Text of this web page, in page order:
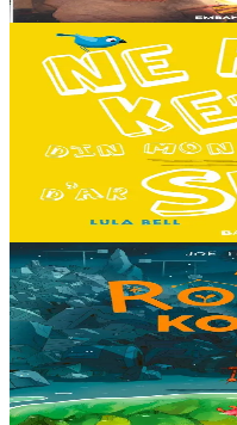
Er stok11,00 €
3 bloaz hag ouzhpenn
Bannoù-heol
Ne fell ket din mont
Hiziv emañ devezh skol
ket dezho mont, tamm ebet !
pezh mell souezhenn....
13,00 €
8 vloaz hag ouzhpenn
Timilenn
Ar Robot kollet
E kreiz-kreiz un toull-lastez...
deus ket soñj eus pelec’h eo
gouzout a ra n’eo...